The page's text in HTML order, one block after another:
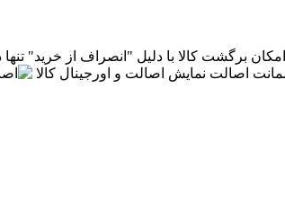
امکان برگشت کالا با دلیل "انصراف از خرید"
اصالت نمایش اصالت و اورجینال کالا